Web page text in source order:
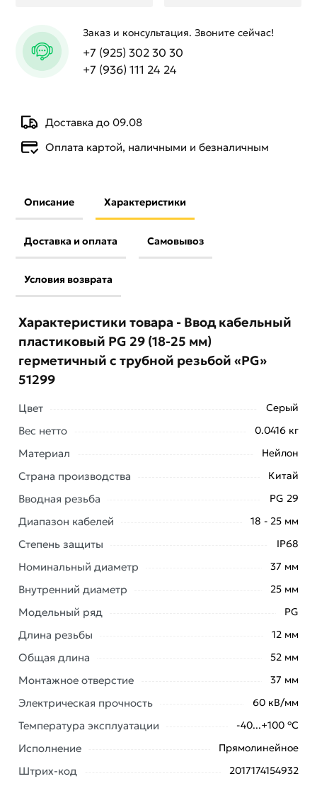
Доставка до 09.08
Оплата картой, наличными и безналичным
Заказ и консультация. Звоните сейчас!
+7 (925) 302 30 30
+7 (936) 111 24 24
Описание Характеристики
Доставка и оплата Самовывоз
Условия возврата
Условия доставки и цены на товар Ввод кабельный
пластиковый PG 29 (18-25 мм) герметичный с
Гермовводыдействительны в Москве и области.
Наши профессиональные менеджеры обработают
заказ и свяжутся с Вами для согласования условий
доставки или самовывоза. Перед оформлением
описанием, характеристиками и отзывами.
Данний товар от производителя
соответствует всем стандартам качества. Возврат
купленного товарa в течение 7 дней (наличие чека
Характеристики товара - Ввод кабельный
пластиковый PG 29 (18-25 мм)
герметичный с трубной резьбой «PG»
51299
Цвет Серый
Вес нетто 0.0416 кг
Материал Нейлон
Страна производства Китай
Вводная резьба PG 29
Диапазон кабелей 18 - 25 мм
Степень защиты IP68
Номинальный диаметр 37 мм
Внутренний диаметр 25 мм
Модельный ряд PG
Длина резьбы 12 мм
Общая длина 52 мм
Монтажное отверстие 37 мм
Электрическая прочность 60 кВ/мм
Температура эксплуатации -40...+100 °С
Исполнение Прямолинейное
Штрих-код 2017174154932